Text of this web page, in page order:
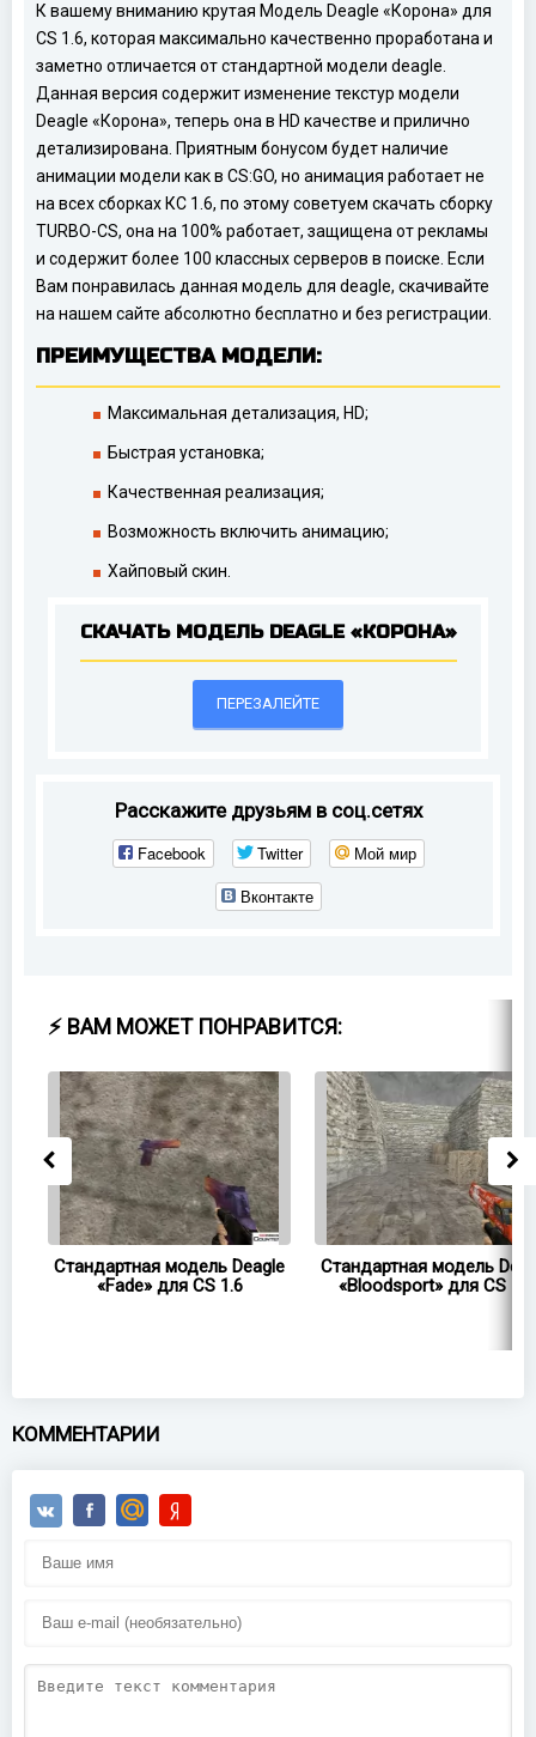
К вашему вниманию крутая Модель Deagle «Корона» для
CS 1.6, которая максимально качественно проработана и
заметно отличается от стандартной модели deagle.
Данная версия содержит изменение текстур модели
Deagle «Корона», теперь она в HD качестве и прилично
детализирована. Приятным бонусом будет наличие
анимации модели как в CS:GO, но анимация работает не
на всех сборках КС 1.6, по этому советуем скачать сборку
TURBO-CS, она на 100% работает, защищена от рекламы
и содержит более 100 классных серверов в поиске. Если
Вам понравилась данная модель для deagle, скачивайте
на нашем сайте абсолютно бесплатно и без регистрации.
ПРЕИМУЩЕСТВА МОДЕЛИ:
Максимальная детализация, HD;
Быстрая установка;
Качественная реализация;
Возможность включить анимацию;
Хайповый скин.
СКАЧАТЬ МОДЕЛЬ DEAGLE «КОРОНА»
ПЕРЕЗАЛЕЙТЕ
Расскажите друзьям в соц.сетях
Facebook Twitter
Мой мир
Вконтакте
⚡ ВАМ МОЖЕТ ПОНРАВИТСЯ:
Стандартная модель Deagle
«Fade» для CS 1.6
Стандартная модель
«Bloodsport» для CS 1.6
КОММЕНТАРИИ